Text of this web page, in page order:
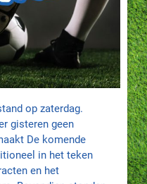
op zaterdag.
gisteren geen
De komende
in het teken
en het